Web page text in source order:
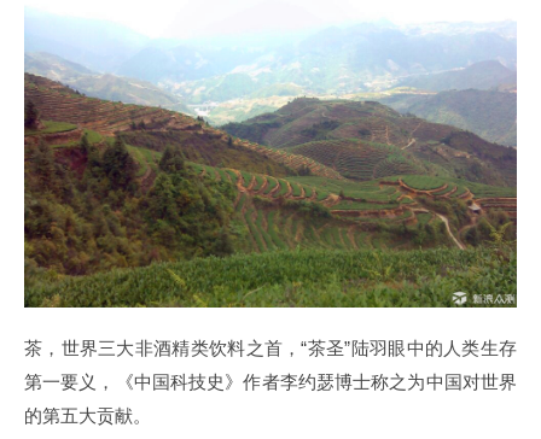
茶，世界三大非酒精类饮料之首，“茶圣”陆羽眼中的人类生存
第一要义，《中国科技史》作者李约瑟博士称之为中国对世界
的第五大贡献。